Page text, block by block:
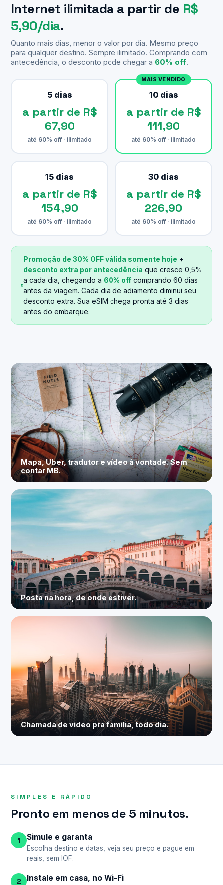
Internet ilimitada a partir de R$
5,90/dia.
Quanto mais dias, menor o valor por dia. Mesmo preço
para qualquer destino. Sempre ilimitado. Comprando com
antecedência, o desconto pode chegar a 60% off.
5 dias
a partir de R$
67,90
até 60% off · ilimitado
MAIS VENDIDO
10 dias
a partir de R$
111,90
até 60% off · ilimitado
15 dias
a partir de R$
154,90
até 60% off · ilimitado
30 dias
a partir de R$
226,90
até 60% off · ilimitado
Promoção de 30% OFF válida somente hoje +
desconto extra por antecedência que cresce 0,5%
a cada dia, chegando a 60% off comprando 60 dias
antes da viagem. Cada dia de adiamento diminui seu
desconto extra. Sua eSIM chega pronta até 3 dias
antes do embarque.
Mapa, Uber, tradutor e vídeo à vontade. Sem
contar MB.
Posta na hora, de onde estiver.
Chamada de vídeo pra família, todo dia.
SIMPLES E RÁPIDO
Pronto em menos de 5 minutos.
1 Simule e garanta
Escolha destino e datas, veja seu preço e pague em
reais, sem IOF.
2 Instale em casa, no Wi-Fi